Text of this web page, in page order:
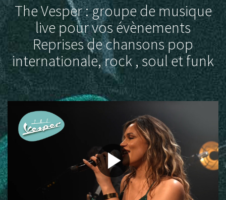
The Vesper : groupe de musique
live pour vos évènements
Reprises de chansons pop
internationale, rock , soul et funk